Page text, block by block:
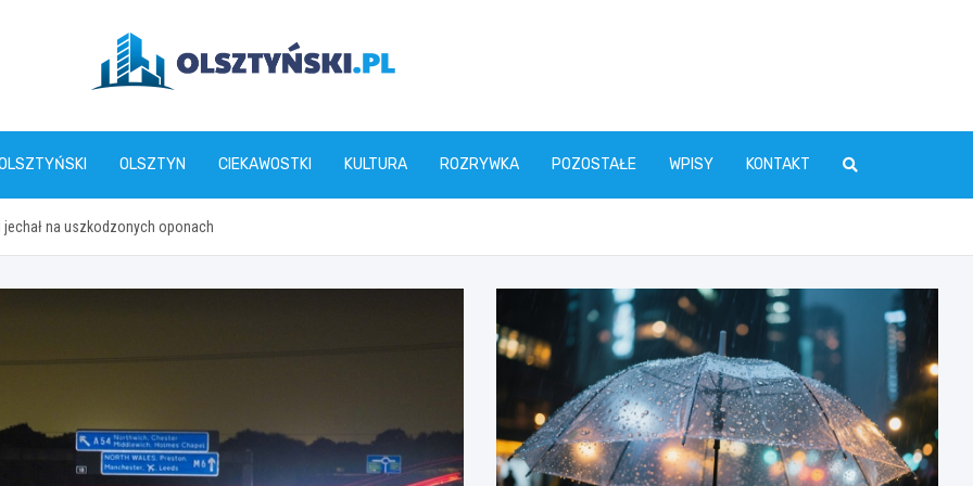
olsztynski.pl
OLSZTYN CIEKAWOSTKI KULTURA ROZRYWKA POZOSTAŁE WPISY KONTAKT
na uszkodzonych oponach